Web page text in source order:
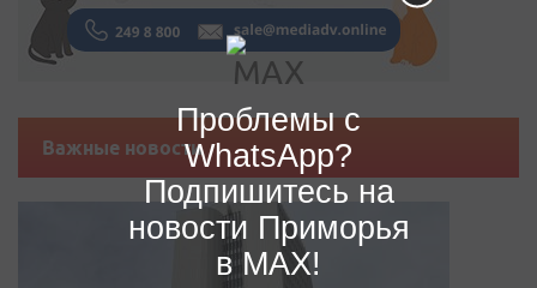
Важные новости
Проблемы с
WhatsApp?
Подпишитесь на
новости Приморья
в MAX!